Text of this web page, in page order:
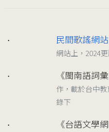
民間歌謠網站
網站上，2024更
《閩南語詞
作，載於台中
錄下
《台語文學